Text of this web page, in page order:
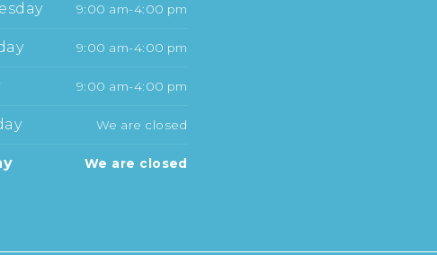
9:00 am-4:00 pm
9:00 am-4:00 pm
9:00 am-4:00 pm
We are closed
We are closed